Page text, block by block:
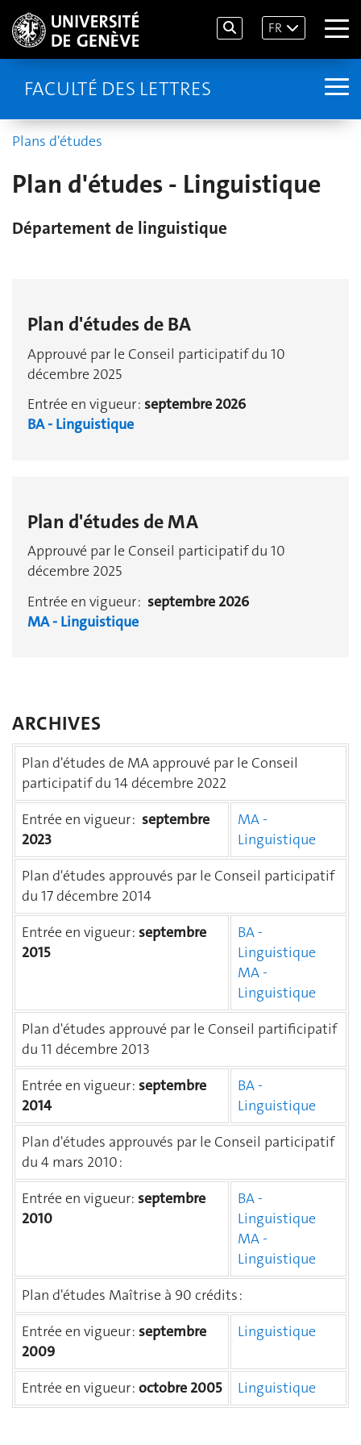
FR
FACULTÉ DES LETTRES
Plans d'études
Plan d'études - Linguistique
Département de linguistique
Plan d'études de BA
Approuvé par le Conseil participatif du 10
décembre 2025
Entrée en vigueur : septembre 2026
BA - Linguistique
Plan d'études de MA
Approuvé par le Conseil participatif du 10
décembre 2025
Entrée en vigueur : septembre 2026
MA - Linguistique
ARCHIVES
Plan d'études de MA approuvé par le Conseil
participatif du 14 décembre 2022
Entrée en vigueur : septembre
2023
MA -
Linguistique
Plan d'études approuvés par le Conseil participatif
du 17 décembre 2014
Entrée en vigueur : septembre
2015
BA -
Linguistique
MA -
Linguistique
Plan d'études approuvé par le Conseil partificipatif
du 11 décembre 2013
Entrée en vigueur : septembre
2014
BA -
Linguistique
Plan d'études approuvés par le Conseil participatif
du 4 mars 2010 :
Entrée en vigueur: septembre
2010
BA -
Linguistique
MA -
Linguistique
Plan d'études Maîtrise à 90 crédits :
Entrée en vigueur : septembre
2009
Linguistique
Entrée en vigueur : octobre 2005 Linguistique